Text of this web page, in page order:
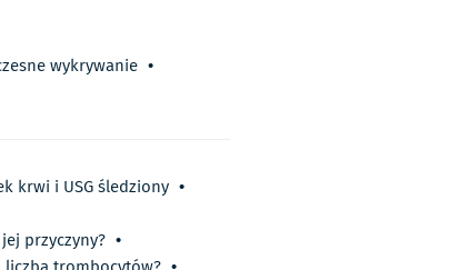
wykrywanie •
krwi i USG śledziony •
przyczyny? •